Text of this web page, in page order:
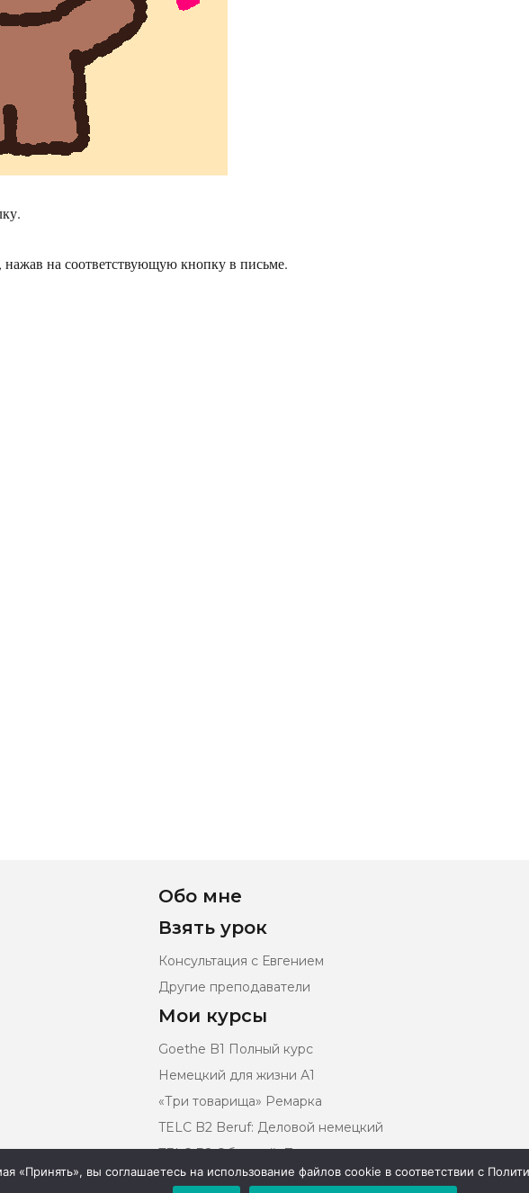
на соответствующую кнопку в письме.
Обо мне
Взять урок
Консультация с Евгением
Другие преподаватели
Мои курсы
Goethe B1 Полный курс
Немецкий для жизни А1
«Три товарища» Ремарка
TELC B2 Beruf: Деловой немецкий
TELC B2 Обычный: Презентации
Гайд по ChatGPT
«Принять», вы соглашаетесь на использование файлов cookie в соответствии с